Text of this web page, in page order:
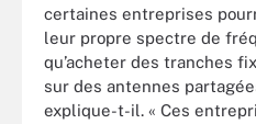
certaines entreprises
leur propre spectre de
qu’acheter des tranches
sur des antennes
explique-t-il. « Ces